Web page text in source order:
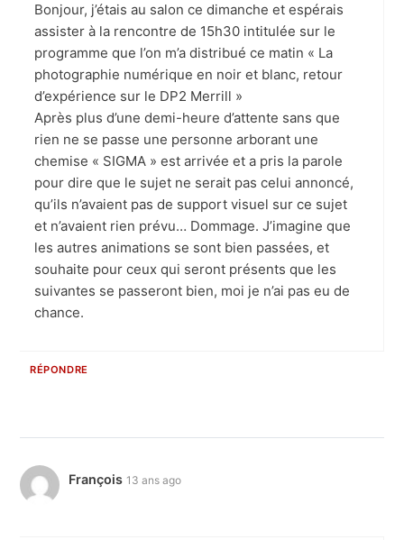
Bonjour, j’étais au salon ce dimanche et espérais
assister à la rencontre de 15h30 intitulée sur le
programme que l’on m’a distribué ce matin « La
photographie numérique en noir et blanc, retour
d’expérience sur le DP2 Merrill »
Après plus d’une demi-heure d’attente sans que
rien ne se passe une personne arborant une
chemise « SIGMA » est arrivée et a pris la parole
pour dire que le sujet ne serait pas celui annoncé,
qu’ils n’avaient pas de support visuel sur ce sujet
et n’avaient rien prévu… Dommage. J’imagine que
les autres animations se sont bien passées, et
souhaite pour ceux qui seront présents que les
suivantes se passeront bien, moi je n’ai pas eu de
chance.
RÉPONDRE
François 13 ans ago